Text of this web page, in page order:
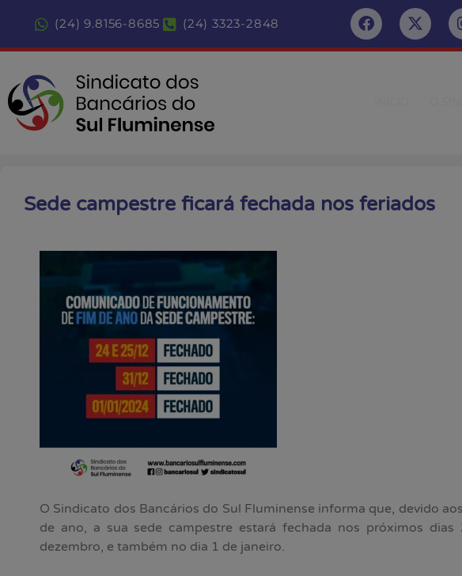
(24) 9.8156-8685 (24) 3323-2848
Sede campestre ficará fechada nos feriados
O Sindicato dos Bancários do Sul Fluminense informa que, devido
de ano, a sua sede campestre estará fechada nos próximos
dezembro, e também no dia 1 de janeiro.